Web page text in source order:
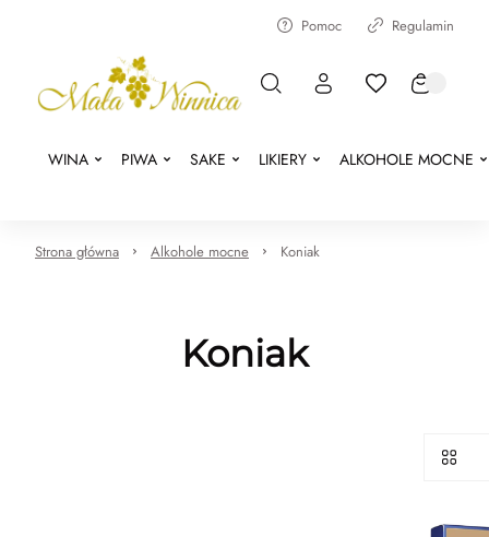
Pomoc Regulamin
WINA PIWA SAKE LIKIERY ALKOHOLE MOCNE
Strona główna Alkohole mocne Koniak
Koniak